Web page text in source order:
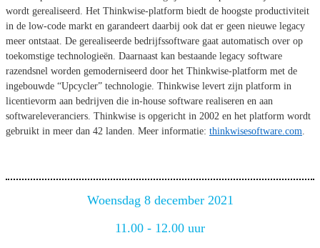
wordt gerealiseerd. Het Thinkwise-platform biedt de hoogste productiviteit
in de low-code markt en garandeert daarbij ook dat er geen nieuwe legacy
meer ontstaat. De gerealiseerde bedrijfssoftware gaat automatisch over op
toekomstige technologieën. Daarnaast kan bestaande legacy software
razendsnel worden gemoderniseerd door het Thinkwise-platform met de
ingebouwde “Upcycler” technologie. Thinkwise levert zijn platform in
licentievorm aan bedrijven die in-house software realiseren en aan
softwareleveranciers. Thinkwise is opgericht in 2002 en het platform wordt
gebruikt in meer dan 42 landen. Meer informatie: thinkwisesoftware.com.
Woensdag 8 december 2021
11.00 - 12.00 uur